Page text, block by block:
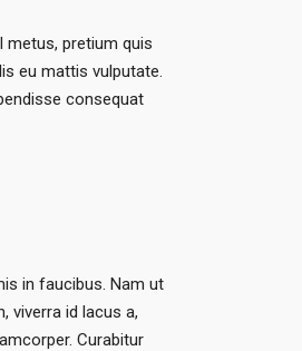
metus, pretium quis
eu mattis vulputate.
consequat
in faucibus. Nam ut
viverra id lacus a,
Curabitur